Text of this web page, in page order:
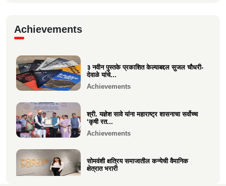
श्री. श्रीहास चुरी यांच्या आयईसीए फाउंडेशनच्या
पुरुष वृद्धाश...
Festive
Achievements
३ नवीन पुस्तके प्रकाशित केल्याबद्दल सुजल चौधरी-
देवाळे यांचे...
Achievements
श्री. यज्ञेश सावे यांना महाराष्ट्र शासनाचा सर्वोच्च
‘कृषी रत...
Achievements
सोमवंशी क्षत्रिय समाजातील कन्येची वैमानिक
क्षेत्रात भरारी